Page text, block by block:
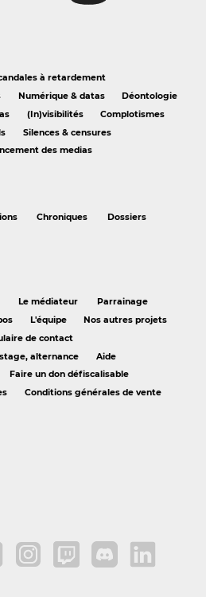
à retardement
Numérique & datas
Déontologie
(In)visibilités
Complotismes
Silences & censures
des medias
Chroniques
Dossiers
Le médiateur
Parrainage
L'équipe
Nos autres projets
de contact
alternance
Aide
Faire un don défiscalisable
Conditions générales de vente